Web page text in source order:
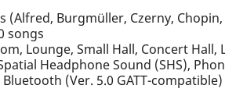
(Alfred, Burgmüller, Czerny,
songs
Lounge, Small Hall, Concert Hall,
Headphone Sound (SHS),
(Ver. 5.0 GATT-